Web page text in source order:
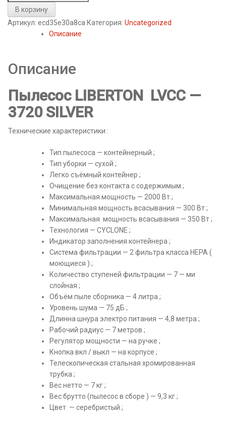
товара
Пылесос
контейнерный
3720
В корзину
Артикул: ecd35e30a8ca Категория: Uncategorized
Описание
Описание
Пылесос LIBERTON LVCC —
3720 SILVER
Технические характеристики :
Тип пылесоса — контейнерный ;
Тип уборки — сухой ;
Легко съёмный контейнер ;
Очищение без контакта с содержимым ;
Максимальная мощность — 2000 Вт ;
Минимальная мощность всасывания — 300 Вт ;
Максимальная мощность всасывания — 350 Вт ;
Технология — CYCLONE ;
Индикатор заполнения контейнера ;
Система фильтрации — 2 фильтра класса HEPA (
моющиеся ) ;
Количество ступеней фильтрации — 7 — ми
слойная ;
Объём пыле сборника — 4 литра ;
Уровень шума — 75 дБ ;
Длинна шнура электро питания — 4,8 метра ;
Рабочий радиус — 7 метров ;
Регулятор мощности — на ручке ;
Кнопка вкл / выкл — на корпусе ;
Телескопическая стальная хромированная
трубка ;
Вес нетто — 7 кг ;
Вес брутто (пылесос в сборе ) — 9,3 кг ;
Цвет — серебристый ;